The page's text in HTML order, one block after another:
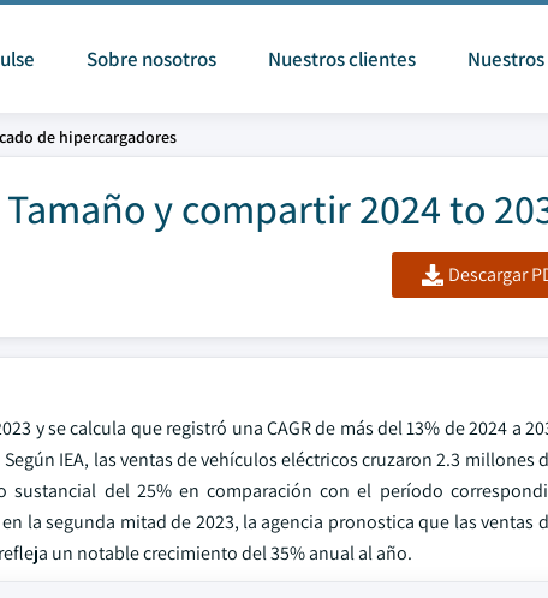
Sobre nosotros Nuestros clientes
de hipercargadores
y compartir 2024 to
Descargar
y se calcula que registró una CAGR de más del 13% de 2024 a
IEA, las ventas de vehículos eléctricos cruzaron 2.3 millones
del 25% en comparación con el período
la segunda mitad de 2023, la agencia pronostica que las ventas
un notable crecimiento del 35% anual al año.